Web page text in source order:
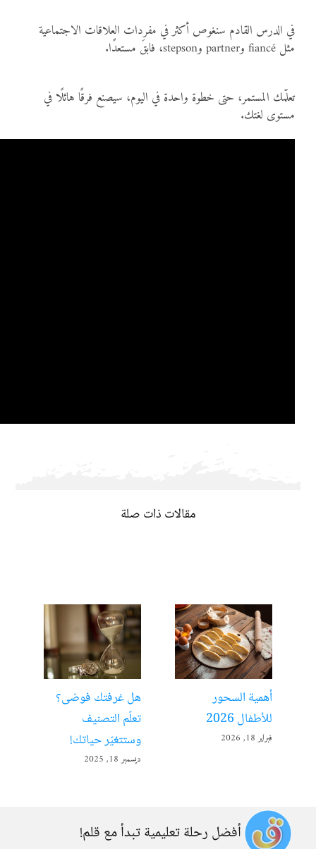
في الدرس القادم سنغوص أكثر في مفردات العلاقات الاجتماعية
مثل fiancé وpartner وstepson، فابقَ مستعدًا.
تعلّمك المستمر، حتى خطوة واحدة في اليوم، سيصنع فرقًا هائلًا في
مستوى لغتك.
مقالات ذات صلة
أهمية السحور
للأطفال 2026
فبراير 18, 2026
هل غرفتك فوضى؟
تعلّم التصنيف
وستتغيّر حياتك!
ديسمبر 18, 2025
أفضل رحلة تعليمية تبدأ مع قلم!